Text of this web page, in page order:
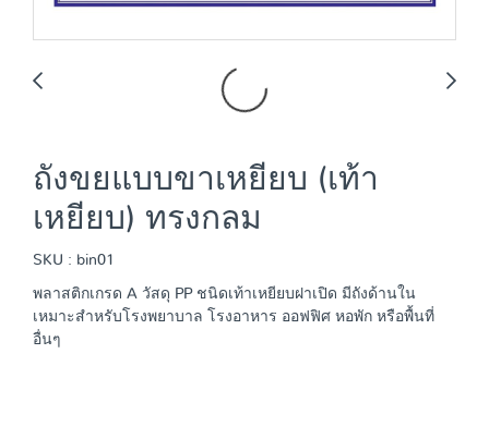
ถังขยแบบขาเหยียบ (เท้า
เหยียบ) ทรงกลม
SKU : bin01
พลาสติกเกรด A วัสดุ PP ชนิดเท้าเหยียบฝาเปิด มีถังด้านใน
เหมาะสำหรับโรงพยาบาล โรงอาหาร ออฟฟิศ หอพัก หรือพื้นที่
อื่นๆ